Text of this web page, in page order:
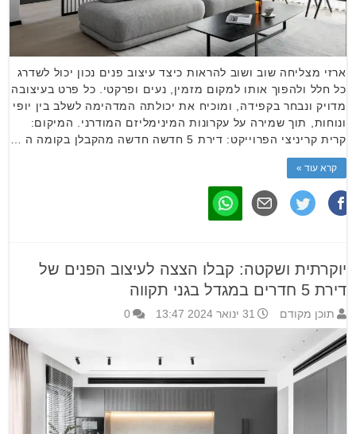
ארזי מצליחה שוב ושוב להראות כיצד עיצוב פנים נכון יכול לשדרג
כל חלל ולהפוך אותו למקום מזמין, נעים ופרקטי. כל פרט בעיצובה
מדויק ונבחר בקפידה, ומוכיח את יכולתה המדהימה לשלב בין יופי
ונוחות, תוך שמירה על עקרונות המינימליזם המודרני. המיקום:
קרית קריניצי הפרוייקט: דירת 5 חדשה חדשה מהקבלן בקומה ה …
קרא עוד »
יוקרתית ושקטה: קבלו הצצה לעיצוב הפנים של
דירת 5 חדרים במגדל בגני תקווה
תוכן מקודם 31 ינואר 2024 13:47 0